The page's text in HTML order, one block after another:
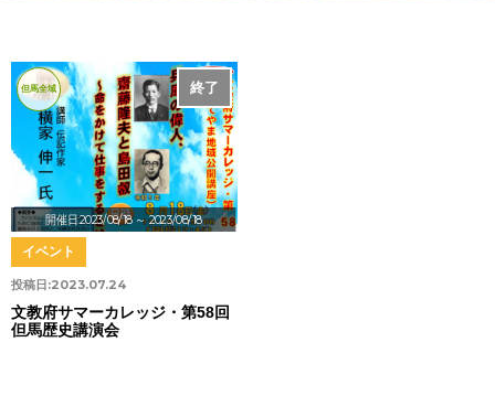
開催日:2023/08/18 ～ 2023/08/18
終了
但馬全域
投稿日:2023.07.24
イベント
文教府サマーカレッジ・第58回
但馬歴史講演会